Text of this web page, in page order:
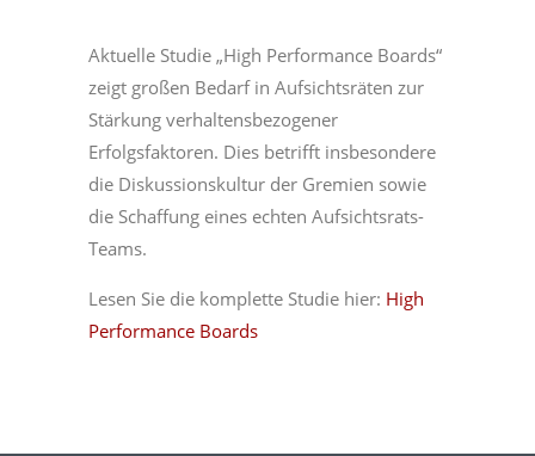
Aktuelle Studie „High Performance Boards“
zeigt großen Bedarf in Aufsichtsräten zur
Stärkung verhaltensbezogener
Erfolgsfaktoren. Dies betrifft insbesondere
die Diskussionskultur der Gremien sowie
die Schaffung eines echten Aufsichtsrats-
Teams.
Lesen Sie die komplette Studie hier: High
Performance Boards